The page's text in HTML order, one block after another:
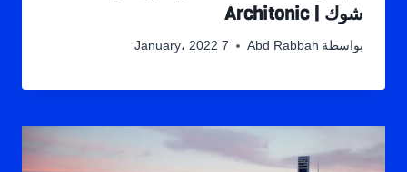
شوك | Architonic
بواسطة Abd Rabbah 7 January، 2022